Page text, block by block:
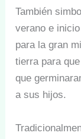
También
verano e
para la gran
tierra para
que
a sus hijos.